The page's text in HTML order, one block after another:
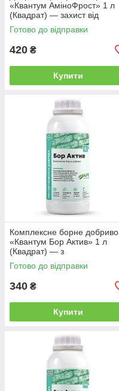
«Квантум АміноФрост» 1 л
(Квадрат) — захист від
приморозків та заморозків
Готово до відправки
420 ₴
Купити
Комплексне борне добриво
«Квантум Бор Актив» 1 л
(Квадрат) — з
амінокислотами та
поліолами
Готово до відправки
340 ₴
Купити